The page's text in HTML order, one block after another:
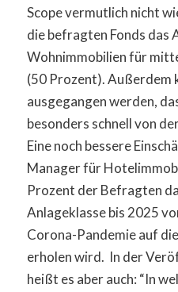
Scope vermutlich nicht
die befragten Fonds
Wohnimmobilien für
(50 Prozent). Außerdem
ausgegangen werden,
besonders schnell von
Eine noch bessere
Manager für
Prozent der Befragten
Anlageklasse bis 2025
Corona-Pandemie auf
erholen wird. In der
heißt es aber auch: “In